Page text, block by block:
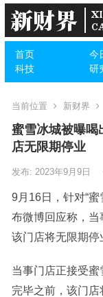
首页 今
科技
研
当前位置 新财界
蜜雪冰城被曝喝
店无限期停业
发布: 2023年9月9日
9月16日，针对“
布微博回应称，当
该门店将无限期停
当事门店正接受
完毕之前，该门店